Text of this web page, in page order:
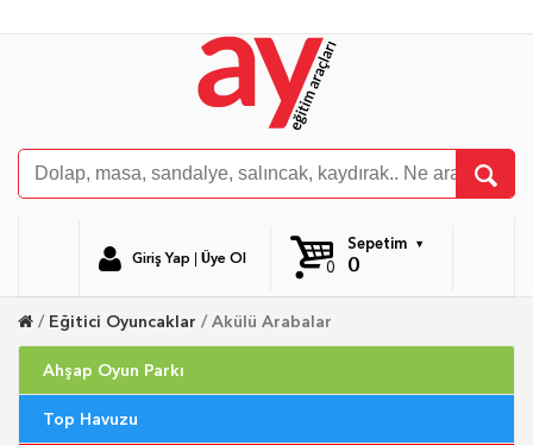
Giriş Yap Üye Ol
Sepetim
0
0
Eğitici Oyuncaklar Akülü Arabalar
Ahşap Oyun Parkı
Top Havuzu